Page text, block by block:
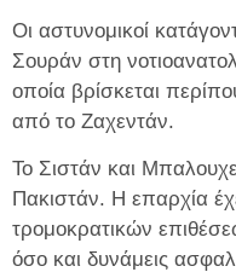
Οι αστυνομικοί
Σουράν στη
οποία βρίσκεται
από το Ζαχεντάν.
Το Σιστάν και
Πακιστάν. Η επαρχία
τρομοκρατικών
όσο και δυνάμεις